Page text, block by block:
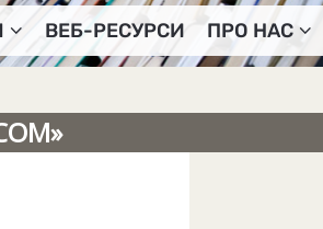
ВЕБ-РЕСУРСИ ПРО НАС